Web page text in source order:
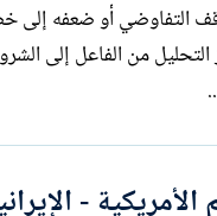
قوة الموقف التفاوضي أو
من الفاعل إلى
-